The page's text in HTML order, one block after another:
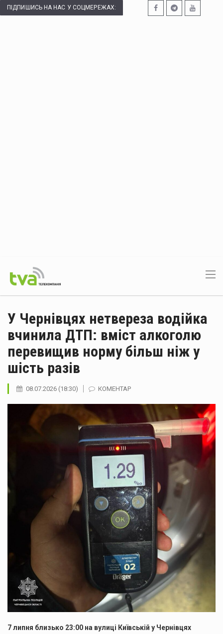
ПІДПИШИСЬ НА НАС У СОЦМЕРЕЖАХ:
У Чернівцях нетвереза водійка
вчинила ДТП: вміст алкоголю
перевищив норму більш ніж у
шість разів
08.07.2026 (18:30) КОМЕНТАР
7 липня близько 23:00 на вулиці Київській у Чернівцях